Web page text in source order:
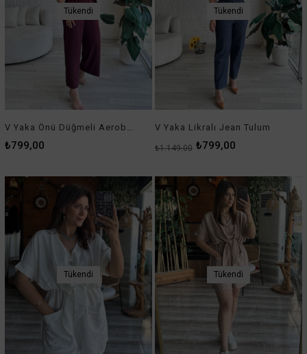
Tükendi
₺799,00
Tükendi
V Yaka Likralı Jean Tulum
₺799,00
₺1.149,00
Tükendi Tükendi